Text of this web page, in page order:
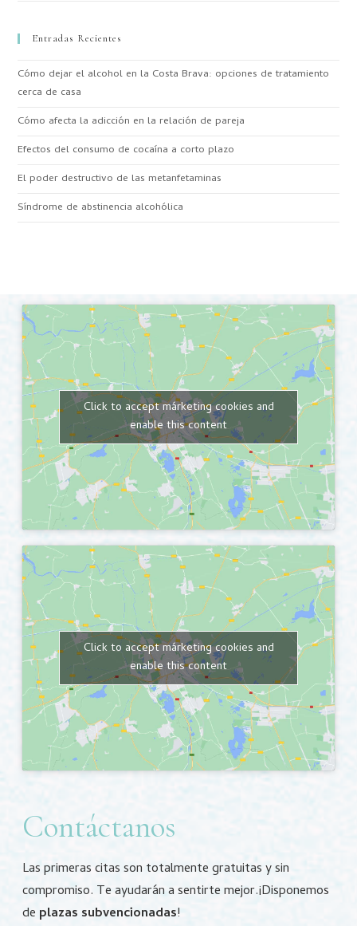
Entradas Recientes
Cómo dejar el alcohol en la Costa Brava: opciones de tratamiento
cerca de casa
Cómo afecta la adicción en la relación de pareja
Efectos del consumo de cocaína a corto plazo
El poder destructivo de las metanfetaminas
Síndrome de abstinencia alcohólica
Click to accept márketing cookies and
enable this content
Click to accept márketing cookies and
enable this content
Contáctanos
Las primeras citas son totalmente gratuitas y sin
compromiso. Te ayudarán a sentirte mejor.¡Disponemos
de plazas subvencionadas!